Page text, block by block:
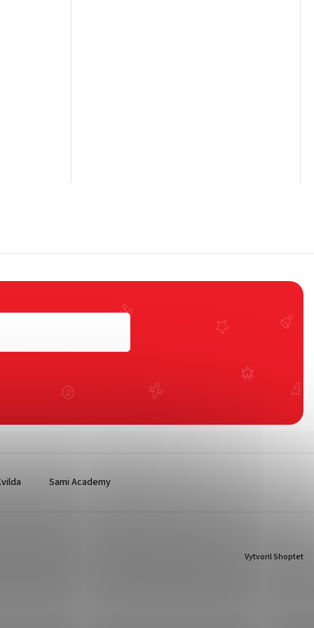
Sami Academy
Vytvoril Shoptet